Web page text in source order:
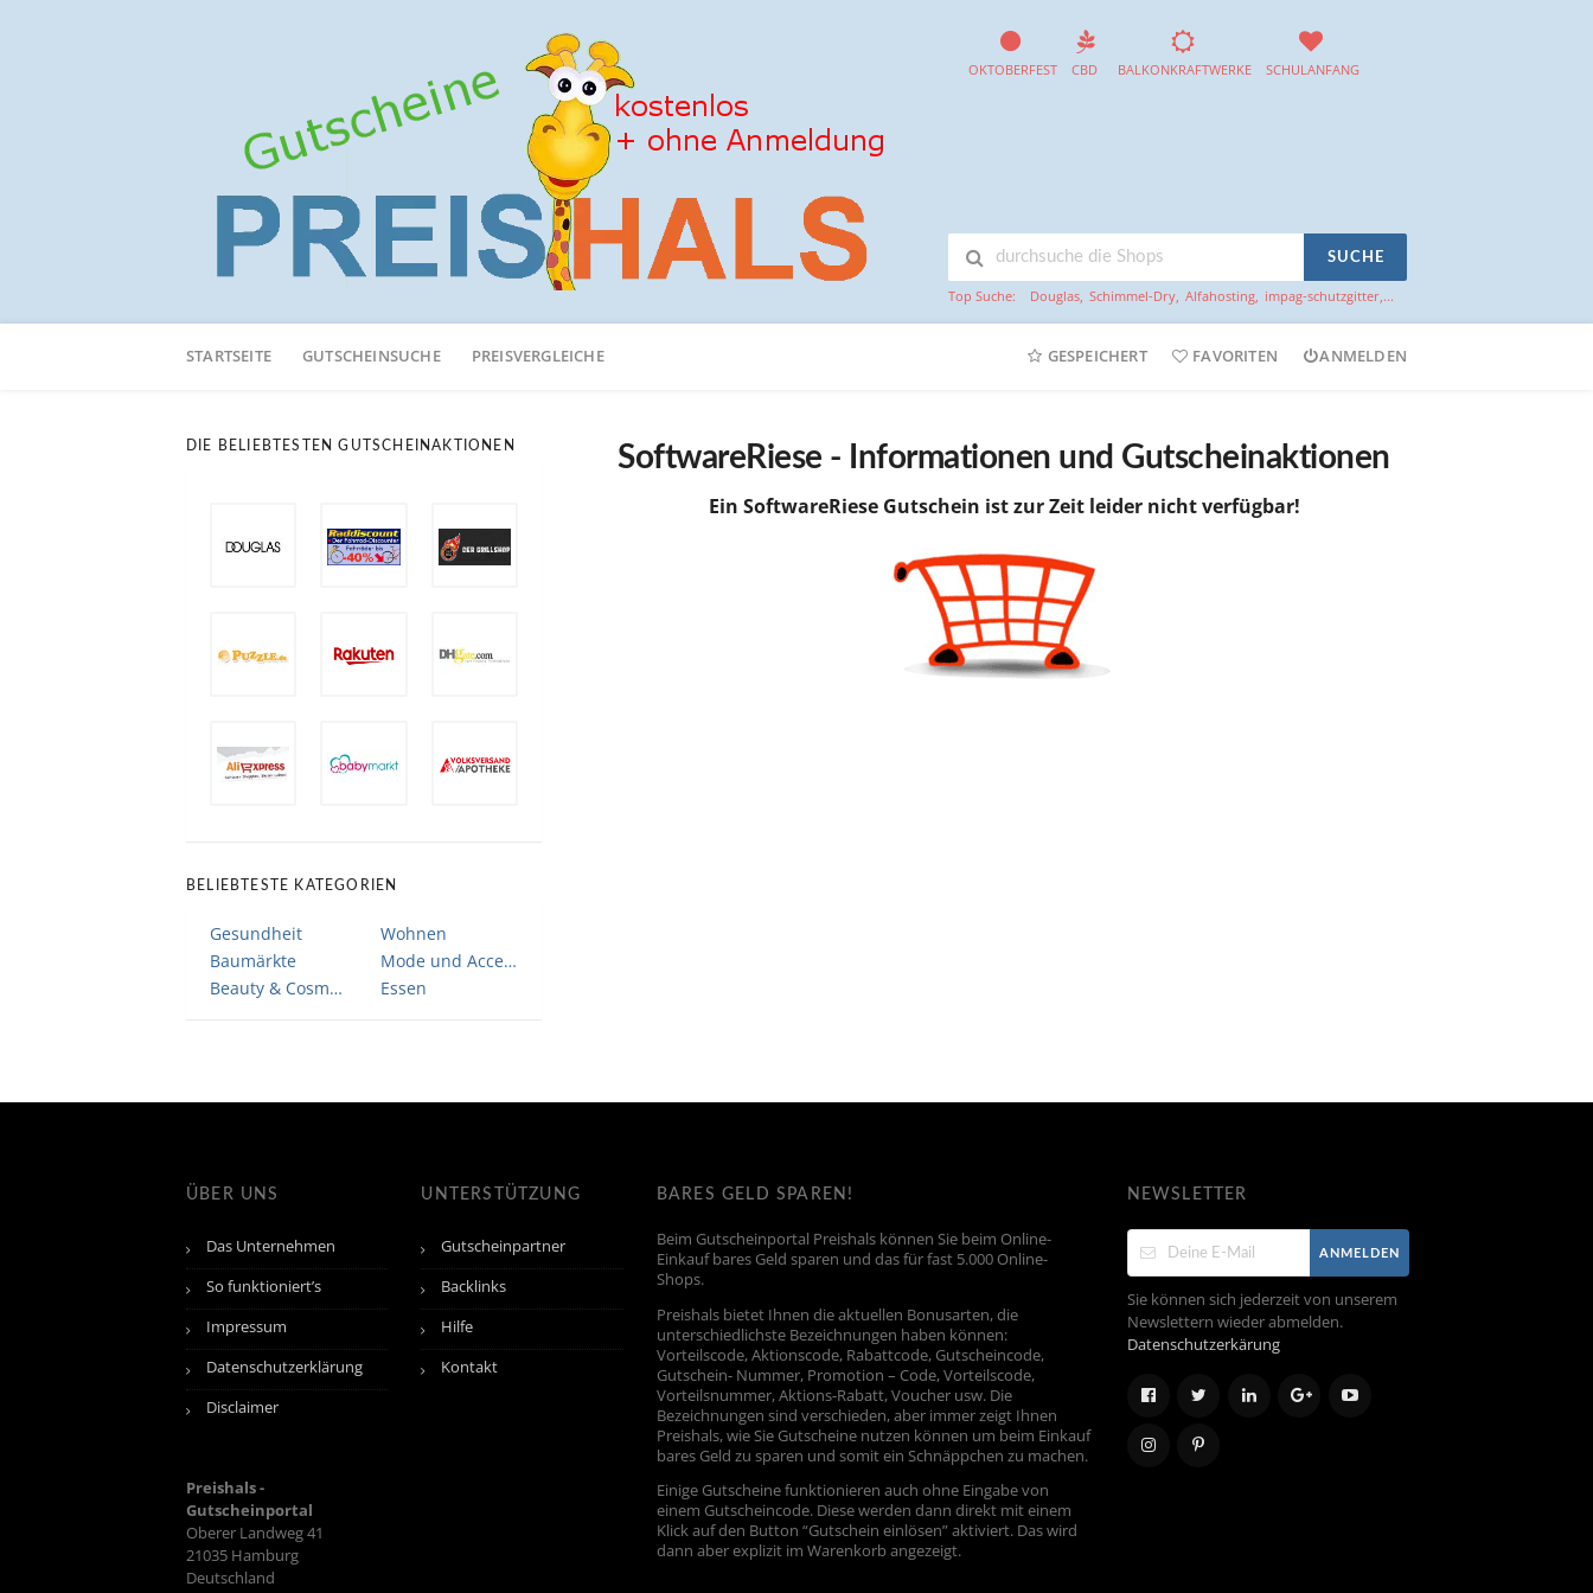
OKTOBERFEST CBD BALKONKRAFTWERKE SCHULANFANG
SUCHE
Top Suche: Douglas, Schimmel-Dry, Alfahosting, impag-schutzgitter,...
Online-
STARTSEITE GUTSCHEINSUCHE PREISVERGLEICHE GESPEICHERT FAVORITEN ANMELDEN
SoftwareRiese - Informationen und Gutscheinaktionen
Ein SoftwareRiese Gutschein ist zur Zeit leider nicht verfügbar!
DIE BELIEBTESTEN GUTSCHEINAKTIONEN
BELIEBTESTE KATEGORIEN
Gesundheit
Wohnen
Baumärkte
Mode und Accessoires
Beauty & Cosmetic
Essen
ÜBER UNS
Das Unternehmen
So funktioniert’s
Impressum
Datenschutzerklärung
Disclaimer
Preishals -
Gutscheinportal
Oberer Landweg 41
21035 Hamburg
Deutschland
UNTERSTÜTZUNG
Gutscheinpartner
Backlinks
Hilfe
Kontakt
BARES GELD SPAREN!
Beim Gutscheinportal Preishals können Sie beim Online-
Einkauf bares Geld sparen und das für fast 5.000 Online-
Shops.
Preishals bietet Ihnen die aktuellen Bonusarten, die
unterschiedlichste Bezeichnungen haben können:
Vorteilscode, Aktionscode, Rabattcode, Gutscheincode,
Gutschein- Nummer, Promotion – Code, Vorteilscode,
Vorteilsnummer, Aktions-Rabatt, Voucher usw. Die
Bezeichnungen sind verschieden, aber immer zeigt Ihnen
Preishals, wie Sie Gutscheine nutzen können um beim Einkauf
bares Geld zu sparen und somit ein Schnäppchen zu machen.
Einige Gutscheine funktionieren auch ohne Eingabe von
einem Gutscheincode. Diese werden dann direkt mit einem
Klick auf den Button “Gutschein einlösen” aktiviert. Das wird
dann aber explizit im Warenkorb angezeigt.
NEWSLETTER
ANMELDEN
Sie können sich jederzeit von unserem
Newslettern wieder abmelden.
Datenschutzerkärung